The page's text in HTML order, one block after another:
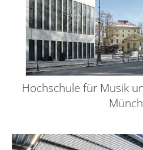
Hochschule für Musik